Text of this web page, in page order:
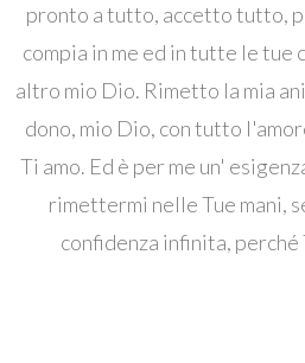
pronto a tutto, accetto tutto,
compia in me ed in tutte le
altro mio Dio. Rimetto la mia
dono, mio ​​​​Dio, con tutto
Ti amo. Ed è per me un'
rimettermi nelle Tue mani,
confidenza infinita, perché